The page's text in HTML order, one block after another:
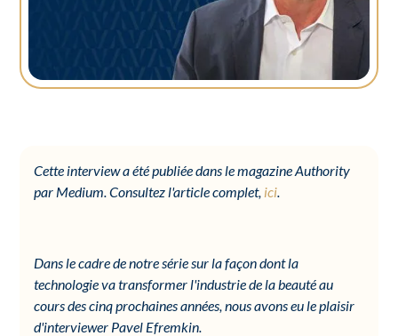
Cette interview a été publiée dans le magazine Authority
par Medium. Consultez l'article complet, ici.
Dans le cadre de notre série sur la façon dont la
technologie va transformer l'industrie de la beauté au
cours des cinq prochaines années, nous avons eu le plaisir
d'interviewer Pavel Efremkin.